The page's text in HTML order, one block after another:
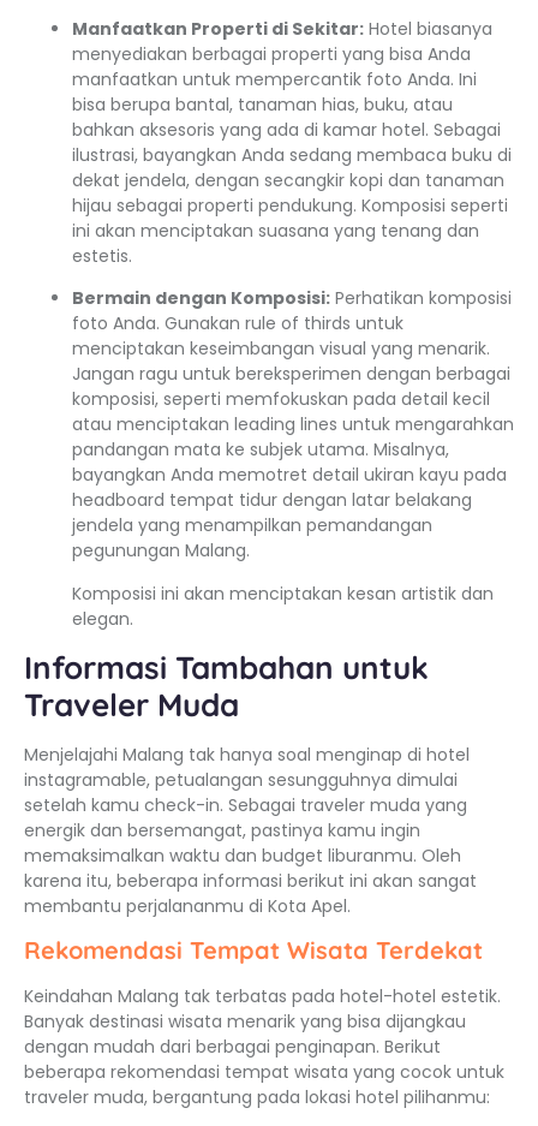
Manfaatkan Properti di Sekitar: Hotel biasanya
menyediakan berbagai properti yang bisa Anda
manfaatkan untuk mempercantik foto Anda. Ini
bisa berupa bantal, tanaman hias, buku, atau
bahkan aksesoris yang ada di kamar hotel. Sebagai
ilustrasi, bayangkan Anda sedang membaca buku di
dekat jendela, dengan secangkir kopi dan tanaman
hijau sebagai properti pendukung. Komposisi seperti
ini akan menciptakan suasana yang tenang dan
estetis.
Bermain dengan Komposisi: Perhatikan komposisi
foto Anda. Gunakan rule of thirds untuk
menciptakan keseimbangan visual yang menarik.
Jangan ragu untuk bereksperimen dengan berbagai
komposisi, seperti memfokuskan pada detail kecil
atau menciptakan leading lines untuk mengarahkan
pandangan mata ke subjek utama. Misalnya,
bayangkan Anda memotret detail ukiran kayu pada
headboard tempat tidur dengan latar belakang
jendela yang menampilkan pemandangan
pegunungan Malang.
Komposisi ini akan menciptakan kesan artistik dan
elegan.
Informasi Tambahan untuk
Traveler Muda
Menjelajahi Malang tak hanya soal menginap di hotel
instagramable, petualangan sesungguhnya dimulai
setelah kamu check-in. Sebagai traveler muda yang
energik dan bersemangat, pastinya kamu ingin
memaksimalkan waktu dan budget liburanmu. Oleh
karena itu, beberapa informasi berikut ini akan sangat
membantu perjalananmu di Kota Apel.
Rekomendasi Tempat Wisata Terdekat
Keindahan Malang tak terbatas pada hotel-hotel estetik.
Banyak destinasi wisata menarik yang bisa dijangkau
dengan mudah dari berbagai penginapan. Berikut
beberapa rekomendasi tempat wisata yang cocok untuk
traveler muda, bergantung pada lokasi hotel pilihanmu: